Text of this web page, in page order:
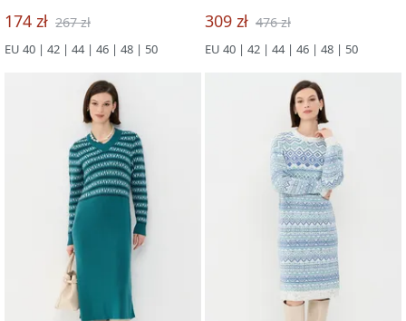
174 zł 267 zł
EU 40 | 42 | 44 | 46 | 48 | 50
309 zł 476 zł
EU 40 | 42 | 44 | 46 | 48 | 50